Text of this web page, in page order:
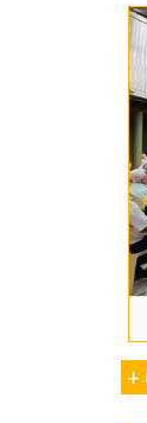
+